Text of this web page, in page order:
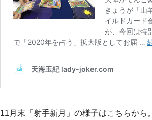
11月末「射手新月」の様子はこちらから。